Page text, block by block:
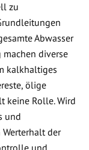
zu
Abwasser
machen diverse
kalkhaltiges
ölige
keine Rolle. Wird
und
Werterhalt der